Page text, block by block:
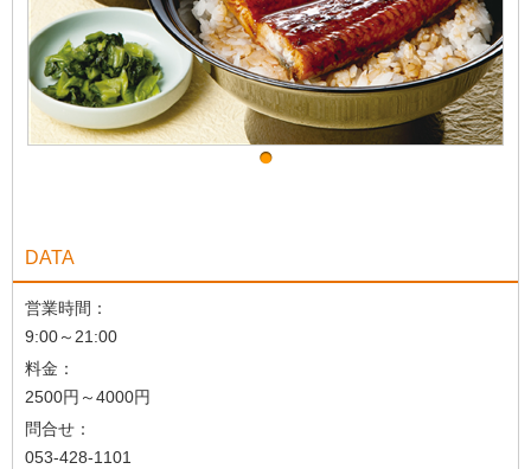
DATA
営業時間：
9:00～21:00
料金：
2500円～4000円
問合せ：
053-428-1101